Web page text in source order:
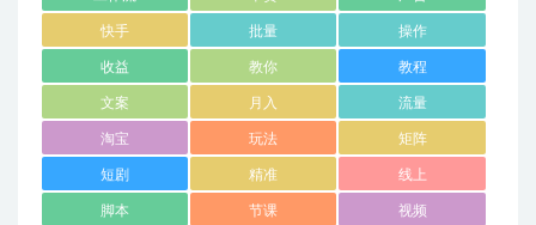
快手 批量 操作
收益 教你 教程
文案 月入 流量
淘宝 玩法 矩阵
短剧 精准 线上
脚本 节课 视频